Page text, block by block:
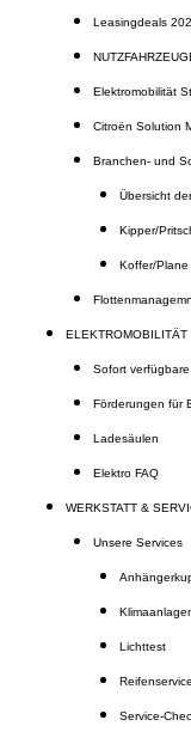
Leasingdeals
Elektromobilität
Citroën Solution
Branchen- und
Übersicht
Kipper/
Koffer/Plane
ELEKTROMOBILITÄT
Sofort
Förderungen für
Ladesäulen
Elektro FAQ
WERKSTATT &
Unsere Services
Lichttest
Reifenservice
Service-